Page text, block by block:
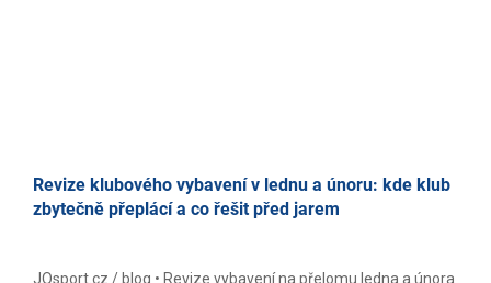
Revize klubového vybavení v lednu a únoru: kde klub
zbytečně přeplácí a co řešit před jarem
JOsport.cz / blog • Revize vybavení na přelomu ledna a února